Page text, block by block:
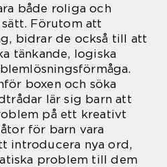
både roliga och
Förutom att
bidrar de också till att
tänkande, logiska
boxen och söka
lär sig barn att
på ett kreativt
för barn vara
introducera nya ord,
problem till dem